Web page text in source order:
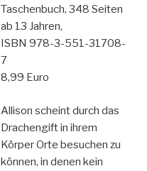
Taschenbuch, 348 Seiten
ab 13 Jahren,
ISBN 978-3-551-31708-
7
8,99 Euro
Allison scheint durch das
Drachengift in ihrem
Körper Orte besuchen zu
können, in denen kein